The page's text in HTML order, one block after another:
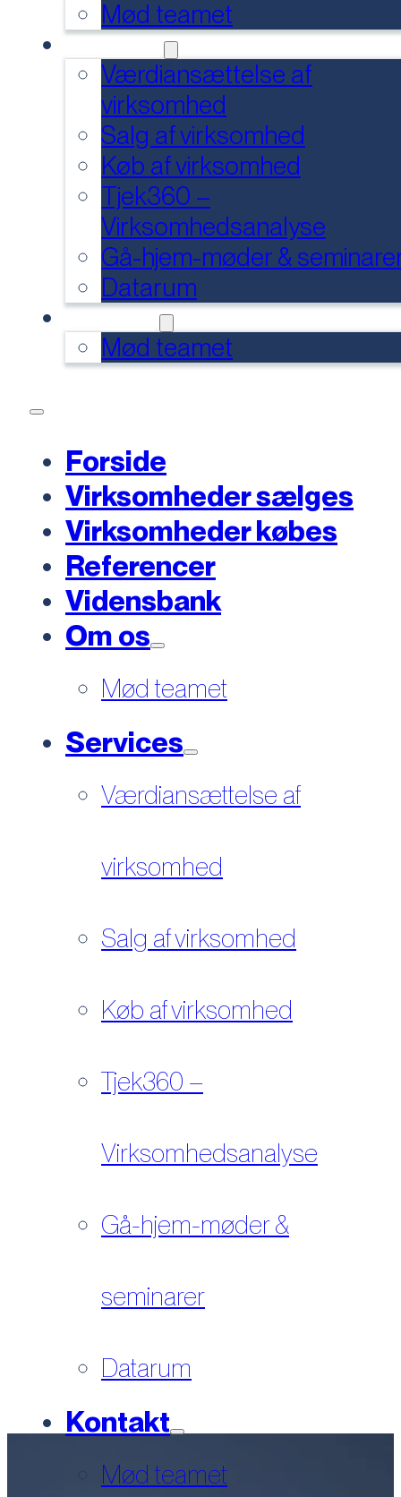
Mød teamet
Værdiansættelse af
virksomhed
Salg af virksomhed
Køb af virksomhed
Tjek360 –
Virksomhedsanalyse
Gå-hjem-møder &
Datarum
Mød teamet
Forside
Virksomheder sælges
Virksomheder købes
Referencer
Vidensbank
Om os
Mød teamet
Services
Værdiansættelse af
virksomhed
Salg af virksomhed
Køb af virksomhed
Tjek360 –
Virksomhedsanalyse
Gå-hjem-møder &
seminarer
Datarum
Kontakt
Mød teamet